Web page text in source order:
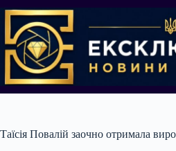
до
вмісту
Таїсія Повалій заочно отримала